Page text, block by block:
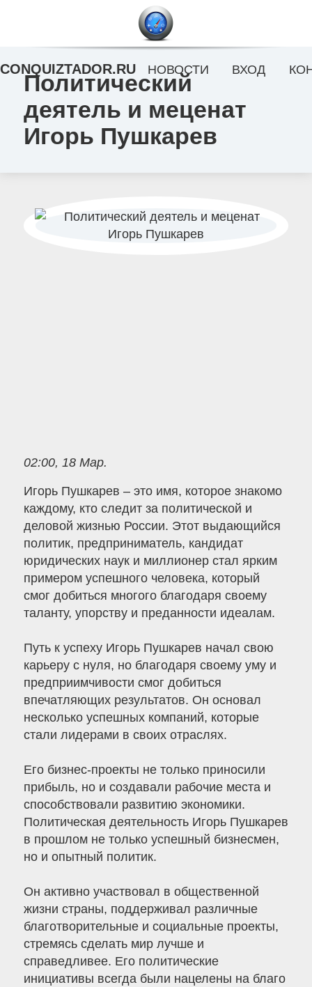
Политический
деятель и меценат
Игорь Пушкарев
02:00, 18 Мар.
Игорь Пушкарев – это имя, которое знакомо
каждому, кто следит за политической и
деловой жизнью России. Этот выдающийся
политик, предприниматель, кандидат
юридических наук и миллионер стал ярким
примером успешного человека, который
смог добиться многого благодаря своему
таланту, упорству и преданности идеалам.
Путь к успеху Игорь Пушкарев начал свою
карьеру с нуля, но благодаря своему уму и
предприимчивости смог добиться
впечатляющих результатов. Он основал
несколько успешных компаний, которые
стали лидерами в своих отраслях.
Его бизнес-проекты не только приносили
прибыль, но и создавали рабочие места и
способствовали развитию экономики.
Политическая деятельность Игорь Пушкарев
в прошлом не только успешный бизнесмен,
но и опытный политик.
Он активно участвовал в общественной
жизни страны, поддерживал различные
благотворительные и социальные проекты,
стремясь сделать мир лучше и
справедливее. Его политические
инициативы всегда были нацелены на благо
CONQUIZTADOR.RU НОВОСТИ ВХОД